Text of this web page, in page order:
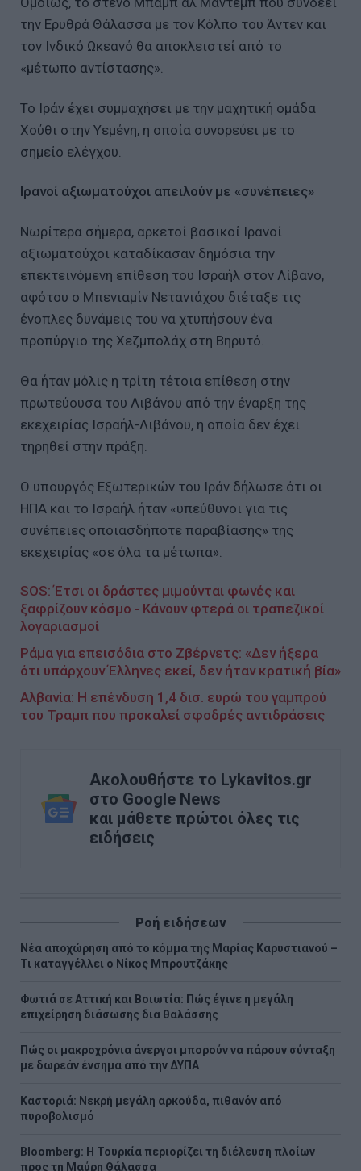
την Ερυθρά Θάλασσα με τον Κόλπο του Άντεν και
τον Ινδικό Ωκεανό θα αποκλειστεί από το
«μέτωπο αντίστασης».
Το Ιράν έχει συμμαχήσει με την μαχητική ομάδα
Χούθι στην Υεμένη, η οποία συνορεύει με το
σημείο ελέγχου.
Ιρανοί αξιωματούχοι απειλούν με «συνέπειες»
Νωρίτερα σήμερα, αρκετοί βασικοί Ιρανοί
αξιωματούχοι καταδίκασαν δημόσια την
επεκτεινόμενη επίθεση του Ισραήλ στον Λίβανο,
αφότου ο Μπενιαμίν Νετανιάχου διέταξε τις
ένοπλες δυνάμεις του να χτυπήσουν ένα
προπύργιο της Χεζμπολάχ στη Βηρυτό.
Θα ήταν μόλις η τρίτη τέτοια επίθεση στην
πρωτεύουσα του Λιβάνου από την έναρξη της
εκεχειρίας Ισραήλ-Λιβάνου, η οποία δεν έχει
τηρηθεί στην πράξη.
Ο υπουργός Εξωτερικών του Ιράν δήλωσε ότι οι
ΗΠΑ και το Ισραήλ ήταν «υπεύθυνοι για τις
συνέπειες οποιασδήποτε παραβίασης» της
εκεχειρίας «σε όλα τα μέτωπα».
SOS: Έτσι οι δράστες μιμούνται φωνές και
ξαφρίζουν κόσμο - Κάνουν φτερά οι τραπεζικοί
λογαριασμοί
Ράμα για επεισόδια στο Ζβέρνετς: «Δεν ήξερα
ότι υπάρχουν Έλληνες εκεί, δεν ήταν κρατική βία»
Αλβανία: H επένδυση 1,4 δισ. ευρώ του γαμπρού
του Τραμπ που προκαλεί σφοδρές αντιδράσεις
Ακολουθήστε το Lykavitos.gr
στο Google News
και μάθετε πρώτοι όλες τις
ειδήσεις
Ροή ειδήσεων
Νέα αποχώρηση από το κόμμα της Μαρίας Καρυστιανού –
Τι καταγγέλλει ο Νίκος Μπρουτζάκης
Φωτιά σε Αττική και Βοιωτία: Πώς έγινε η μεγάλη
επιχείρηση διάσωσης δια θαλάσσης
Πώς οι μακροχρόνια άνεργοι μπορούν να πάρουν σύνταξη
με δωρεάν ένσημα από την ΔΥΠΑ
Καστοριά: Νεκρή μεγάλη αρκούδα, πιθανόν από
πυροβολισμό
Bloomberg: Η Τουρκία περιορίζει τη διέλευση πλοίων
προς τη Μαύρη Θάλασσα